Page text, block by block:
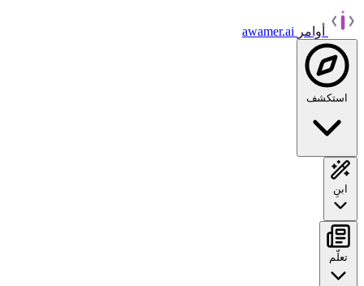
أوامر awamer.ai
استكشف
ابنِ
تعلّم